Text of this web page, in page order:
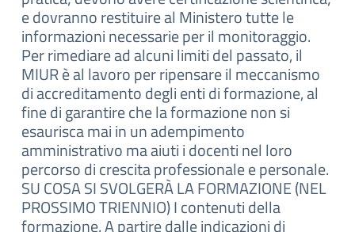
e dovranno restituire al Ministero tutte le
informazioni necessarie per il monitoraggio.
Per rimediare ad alcuni limiti del passato, il
MIUR è al lavoro per ripensare il meccanismo
di accreditamento degli enti di formazione, al
fine di garantire che la formazione non si
esaurisca mai in un adempimento
amministrativo ma aiuti i docenti nel loro
percorso di crescita professionale e personale.
SU COSA SI SVOLGERÀ LA FORMAZIONE (NEL
PROSSIMO TRIENNIO) I contenuti della
formazione. A partire dalle indicazioni di